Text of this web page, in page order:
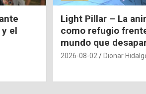
el
Light Pillar – La
como refugio
mundo que
2026-08-02 Dionar